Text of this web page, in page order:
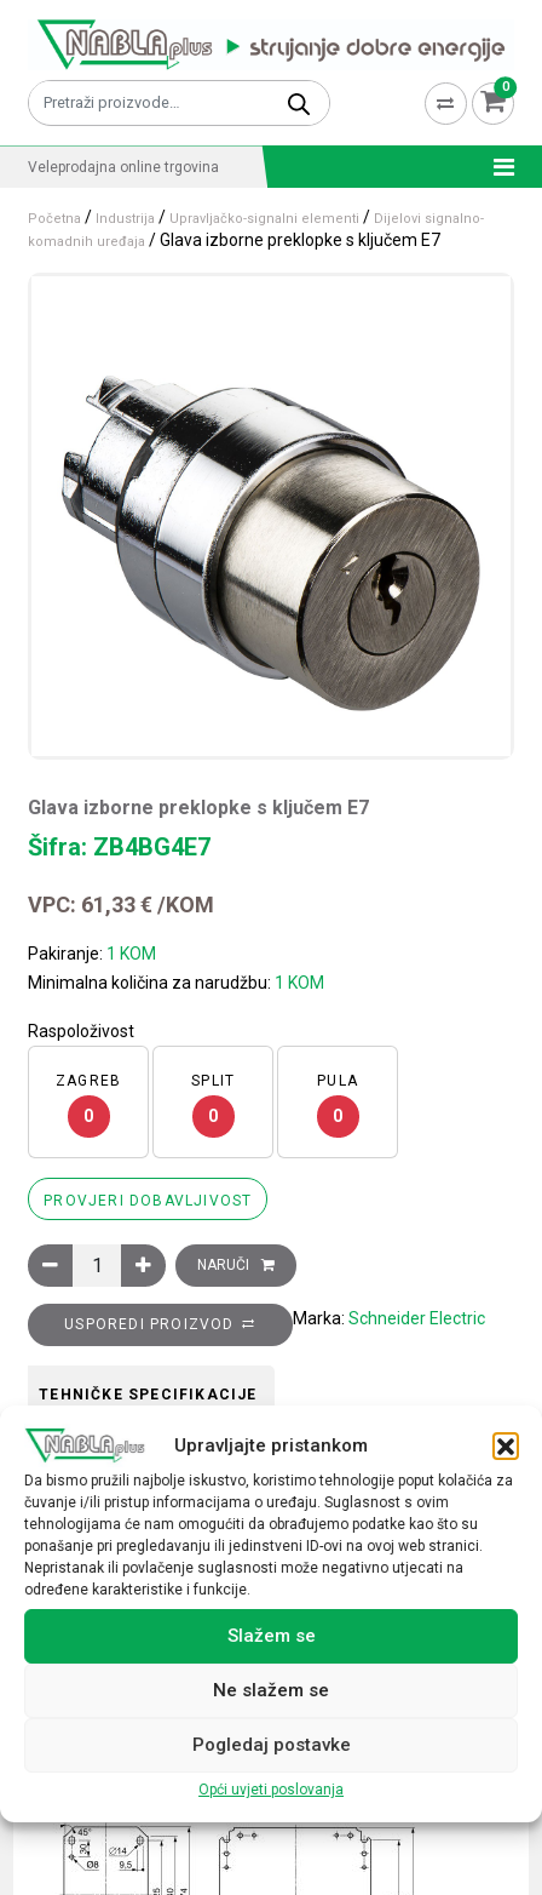
Upravljajte pristankom
Da bismo pružili najbolje iskustvo, koristimo tehnologije poput kolačića za
čuvanje i/ili pristup informacijama o uređaju. Suglasnost s ovim
tehnologijama će nam omogućiti da obrađujemo podatke kao što su
ponašanje pri pregledavanju ili jedinstveni ID-ovi na ovoj web stranici.
Nepristanak ili povlačenje suglasnosti može negativno utjecati na
određene karakteristike i funkcije.
Slažem se
Ne slažem se
Pogledaj postavke
Opći uvjeti poslovanja
Pretraži: 0
Veleprodajna online trgovina
Početna / Industrija / Upravljačko-signalni elementi / Dijelovi signalno-
komadnih uređaja / Glava izborne preklopke s ključem E7
Glava izborne preklopke s ključem E7
Šifra: ZB4BG4E7
VPC: 61,33€ /KOM
Pakiranje: 1 KOM
Minimalna količina za narudžbu: 1 KOM
Raspoloživost
ZAGREB
0
SPLIT
0
PULA
0
PROVJERI DOBAVLJIVOST
Glava izborne preklopke s ključem E7 količina
NARUČI
USPOREDI PROIZVOD Marka: Schneider Electric
TEHNIČKE SPECIFIKACIJE
Tip opreme
glava preklopke
Povezani proizvodi